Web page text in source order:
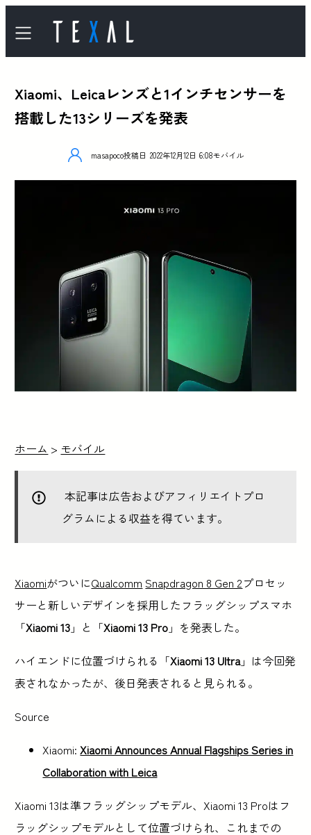
Xiaomi、Leicaレンズと1インチセンサーを
搭載した13シリーズを発表
masapoco投稿日 2022年12月12日 6:08モバイル
ホーム > モバイル
本記事は広告およびアフィリエイトプロ
グラムによる収益を得ています。
XiaomiがついにQualcomm Snapdragon 8 Gen 2プロセッ
サーと新しいデザインを採用したフラッグシップスマホ
「Xiaomi 13 」と「Xiaomi 13 Pro 」を発表した。
ハイエンドに位置づけられる「Xiaomi 13 Ultra」は今回発
表されなかったが、後日発表されると見られる。
Source
Xiaomi:Xiaomi Announces Annual Flagships Series in
Collaboration with Leica
Xiaomi 13は準フラッグシップモデル、Xiaomi 13 Proはフ
ラッグシップモデルとして位置づけられ、これまでの